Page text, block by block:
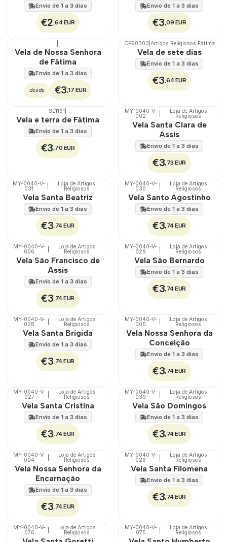
Envio de 1 a 3 dias
€2,64 EUR
Envio de 1 a 3 dias
€3,09 EUR
Não Disponível
Vela de Nossa Senhora
de Fátima
Envio de 1 a 3 dias
desde €3,17 EUR
100%
CE90303 Artigos Religiosos Fátima
Vela de sete dias
Envio de 1 a 3 dias
€3,64 EUR
Não Disponível
SE1161
Vela e terra de Fátima
Envio de 1 a 3 dias
€3,70 EUR
🇵🇹 100%
MY-0040-V-
002
Loja de Artigos
Religiosos
Vela Santa Clara de
Assis
Envio de 1 a 3 dias
€3,73 EUR
🇵🇹 100%
MY-0040-V-
031
Loja de Artigos
Religiosos
Vela Santa Beatriz
Envio de 1 a 3 dias
€3,74 EUR
🇵🇹 100%
MY-0040-V-
030
Loja de Artigos
Religiosos
Vela Santo Agostinho
Envio de 1 a 3 dias
€3,74 EUR
🇵🇹 100%
MY-0040-V-
006
Loja de Artigos
Religiosos
Vela São Francisco de
Assis
Envio de 1 a 3 dias
€3,74 EUR
🇵🇹 100%
MY-0040-V-
029
Loja de Artigos
Religiosos
Vela São Bernardo
Envio de 1 a 3 dias
€3,74 EUR
🇵🇹 100%
MY-0040-V-
028
Loja de Artigos
Religiosos
Vela Santa Brígida
Envio de 1 a 3 dias
€3,74 EUR
🇵🇹 100%
MY-0040-V-
005
Loja de Artigos
Religiosos
Vela Nossa Senhora da
Conceição
Envio de 1 a 3 dias
€3,74 EUR
🇵🇹 100%
MY-0040-V-
027
Loja de Artigos
Religiosos
Vela Santa Cristina
Envio de 1 a 3 dias
€3,74 EUR
🇵🇹 100%
MY-0040-V-
039
Loja de Artigos
Religiosos
Vela São Domingos
Envio de 1 a 3 dias
€3,74 EUR
🇵🇹 100%
MY-0040-V-
004
Loja de Artigos
Religiosos
Vela Nossa Senhora da
Encarnação
Envio de 1 a 3 dias
€3,74 EUR
🇵🇹 100%
MY-0040-V-
026
Loja de Artigos
Religiosos
Vela Santa Filomena
Envio de 1 a 3 dias
€3,74 EUR
🇵🇹 100%
MY-0040-V-
076
Loja de Artigos
Religiosos 🇵🇹 100%
MY-0040-V-
075
Loja de Artigos
Religiosos